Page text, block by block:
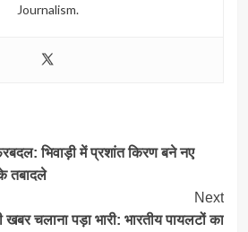
Journalism.
भिवाड़ी में प्रशांत किरण बने नए
तबादले
Next
चलाना पड़ा भारी: भारतीय पायलटों का